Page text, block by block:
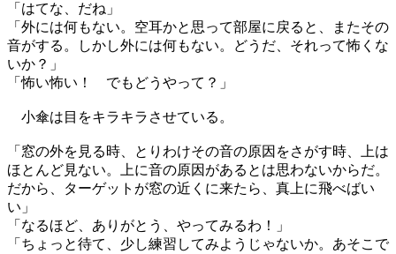
「はてな、だね」
「外には何もない。空耳かと思って部屋に戻ると、またその
音がする。しかし外には何もない。どうだ、それって怖くな
いか？」
「怖い怖い！ でもどうやって？」
小傘は目をキラキラさせている。
「窓の外を見る時、とりわけその音の原因をさがす時、上は
ほとんど見ない。上に音の原因があるとは思わないからだ。
だから、ターゲットが窓の近くに来たら、真上に飛べばい
い」
「なるほど、ありがとう、やってみるわ！」
「ちょっと待て、少し練習してみようじゃないか。あそこで